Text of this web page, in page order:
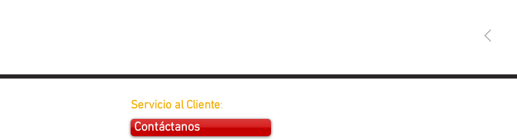
Servicio al Cliente:
Contáctanos